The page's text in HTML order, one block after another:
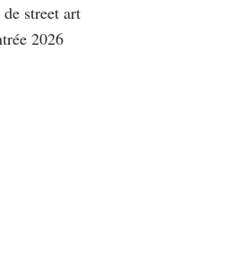
street art
2026